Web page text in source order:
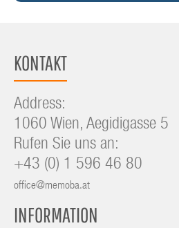
KONTAKT
Address:
1060 Wien, Aegidigasse 5
Rufen Sie uns an:
+43 (0) 1 596 46 80
office@memoba.at
INFORMATION